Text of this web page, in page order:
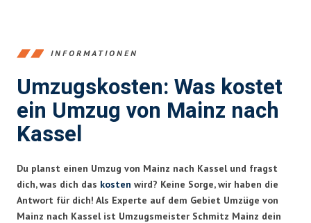
INFORMATIONEN
Umzugskosten: Was kostet
ein Umzug von Mainz nach
Kassel
Du planst einen Umzug von Mainz nach Kassel und fragst
dich, was dich das kosten wird? Keine Sorge, wir haben die
Antwort für dich! Als Experte auf dem Gebiet Umzüge von
Mainz nach Kassel ist Umzugsmeister Schmitz Mainz dein